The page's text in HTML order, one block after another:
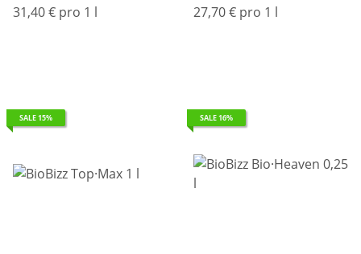
31,40 € pro 1 l 27,70 € pro 1 l
SALE 15% SALE 16%